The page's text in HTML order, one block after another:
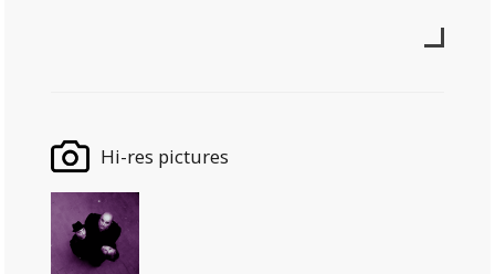
Hi-res pictures